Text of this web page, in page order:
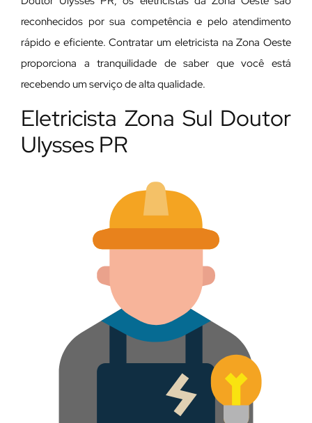
reconhecidos por sua competência e pelo atendimento
rápido e eficiente. Contratar um eletricista na Zona Oeste
proporciona a tranquilidade de saber que você está
recebendo um serviço de alta qualidade.
Eletricista Zona Sul Doutor
Ulysses PR